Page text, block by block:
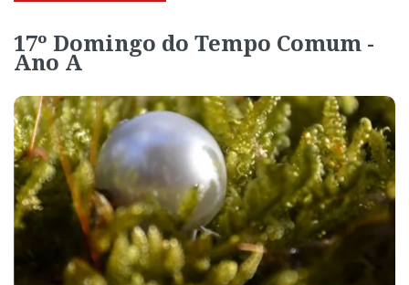
17º Domingo do Tempo Comum -
Ano A